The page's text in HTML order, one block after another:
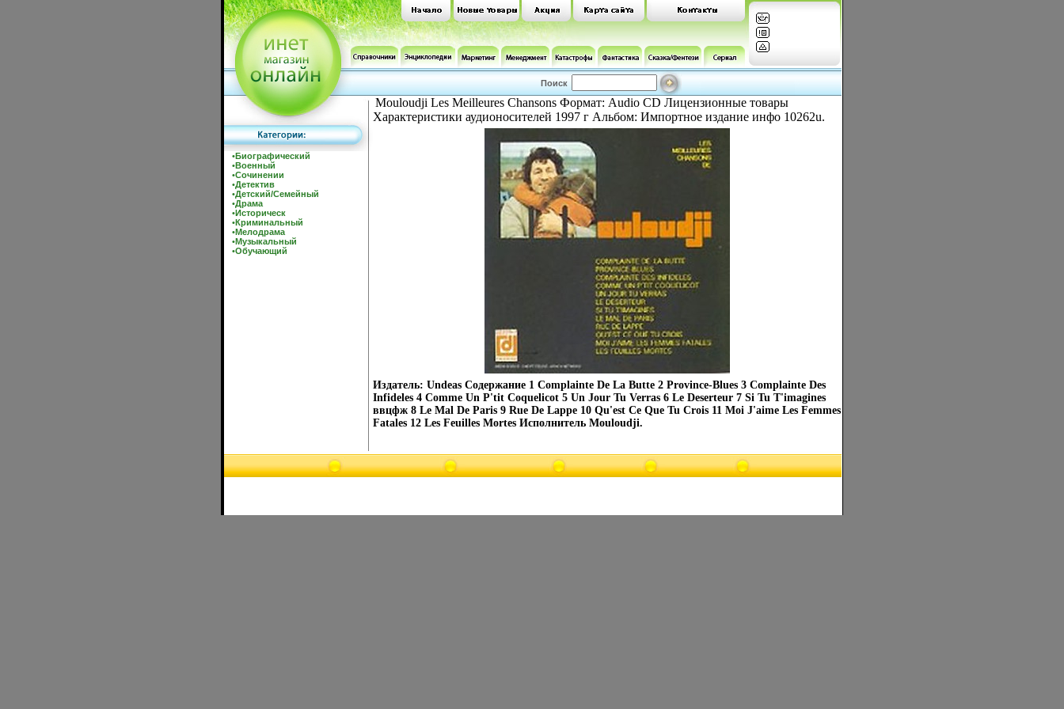
Поиск
•Биографический
•Военный
•Сочинении
•Детектив
•Детский/Семейный
•Драма
•Историческ
•Криминальный
•Мелодрама
•Музыкальный
•Обучающий
Mouloudji Les Meilleures Chansons Формат: Audio CD Лицензионные товары
Характеристики аудионосителей 1997 г Альбом: Импортное издание инфо 10262u.
Издатель: Undeas Содержание 1 Complainte De La Butte 2 Province-Blues 3 Complainte Des
Infideles 4 Comme Un P'tit Coquelicot 5 Un Jour Tu Verras 6 Le Deserteur 7 Si Tu T'imagines
ввцфж 8 Le Mal De Paris 9 Rue De Lappe 10 Qu'est Ce Que Tu Crois 11 Moi J'aime Les Femmes
Fatales 12 Les Feuilles Mortes Исполнитель Mouloudji.